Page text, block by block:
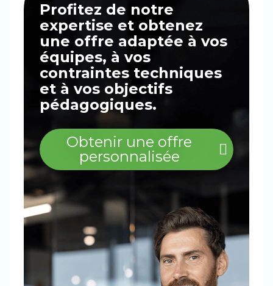
Profitez de notre
expertise et obtenez
une offre adaptée à vos
équipes, à vos
contraintes techniques
et à vos objectifs
pédagogiques.
Obtenir une offre
personnalisée